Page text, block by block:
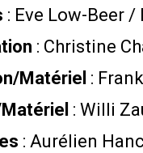
: Eve Low-Beer
: Christine
Matériel :
: Willi
: Aurélien